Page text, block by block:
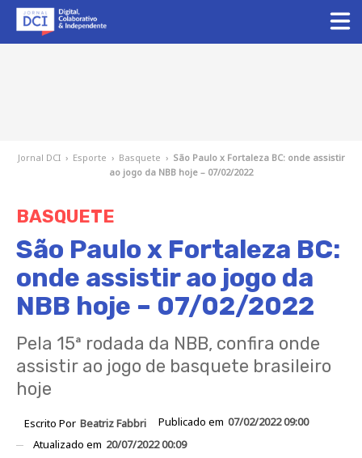
Jornal DCI › Esporte › Basquete › São Paulo x Fortaleza BC: onde assistir
ao jogo da NBB hoje – 07/02/2022
BASQUETE
São Paulo x Fortaleza BC:
onde assistir ao jogo da
NBB hoje – 07/02/2022
Pela 15ª rodada da NBB, confira onde
assistir ao jogo de basquete brasileiro
hoje
Escrito Por Beatriz Fabbri Publicado em 07/02/2022 09:00
Atualizado em 20/07/2022 00:09